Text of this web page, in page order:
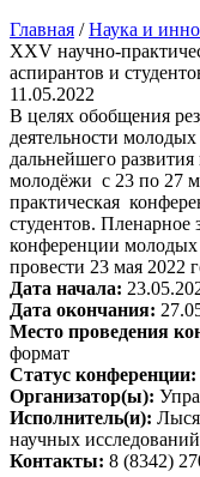
Главная /Наука и
XXV научно-
аспирантов и
11.05.2022
В целях обобщения
деятельности
дальнейшего развития
молодёжи с 23 по 27
практическая
студентов. Пленарное
конференции молодых
провести 23 мая 2022
Дата начала:
Дата окончания:
Место проведения
формат
Статус конференции:
Организатор(ы):
Исполнитель(и):
научных исследований
Контакты: 8 (8342)